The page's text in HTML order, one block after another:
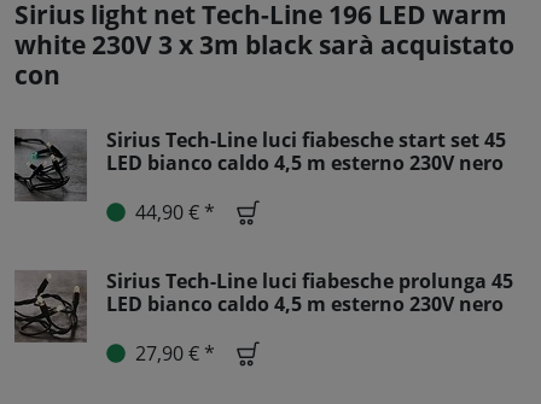
Sirius light net Tech-Line 196 LED warm
white 230V 3 x 3m black sarà acquistato
con
Sirius Tech-Line luci fiabesche start set 45
LED bianco caldo 4,5 m esterno 230V nero
44,90 € *
Sirius Tech-Line luci fiabesche prolunga 45
LED bianco caldo 4,5 m esterno 230V nero
27,90 € *